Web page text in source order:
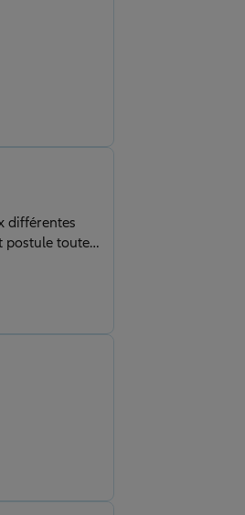
différentes
postule toute